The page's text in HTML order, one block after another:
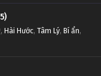
, Hài Hước, Tâm Lý, Bí ẩn,